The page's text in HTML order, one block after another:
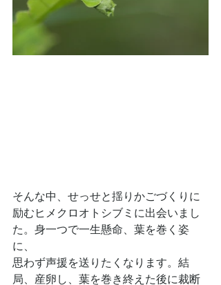
そんな中、せっせと揺りかごづくりに
励むヒメクロオトシブミに出会いまし
た。身一つで一生懸命、葉を巻く姿
に、
思わず声援を送りたくなります。結
局、産卵し、葉を巻き終えた後に裁断